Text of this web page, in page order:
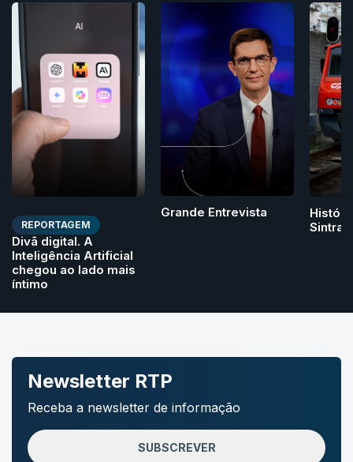
REPORTAGEM
Divã digital. A
Inteligência Artificial
chegou ao lado mais
íntimo
Grande Entrevista
Sintra
Newsletter RTP
Receba a newsletter de informação
SUBSCREVER